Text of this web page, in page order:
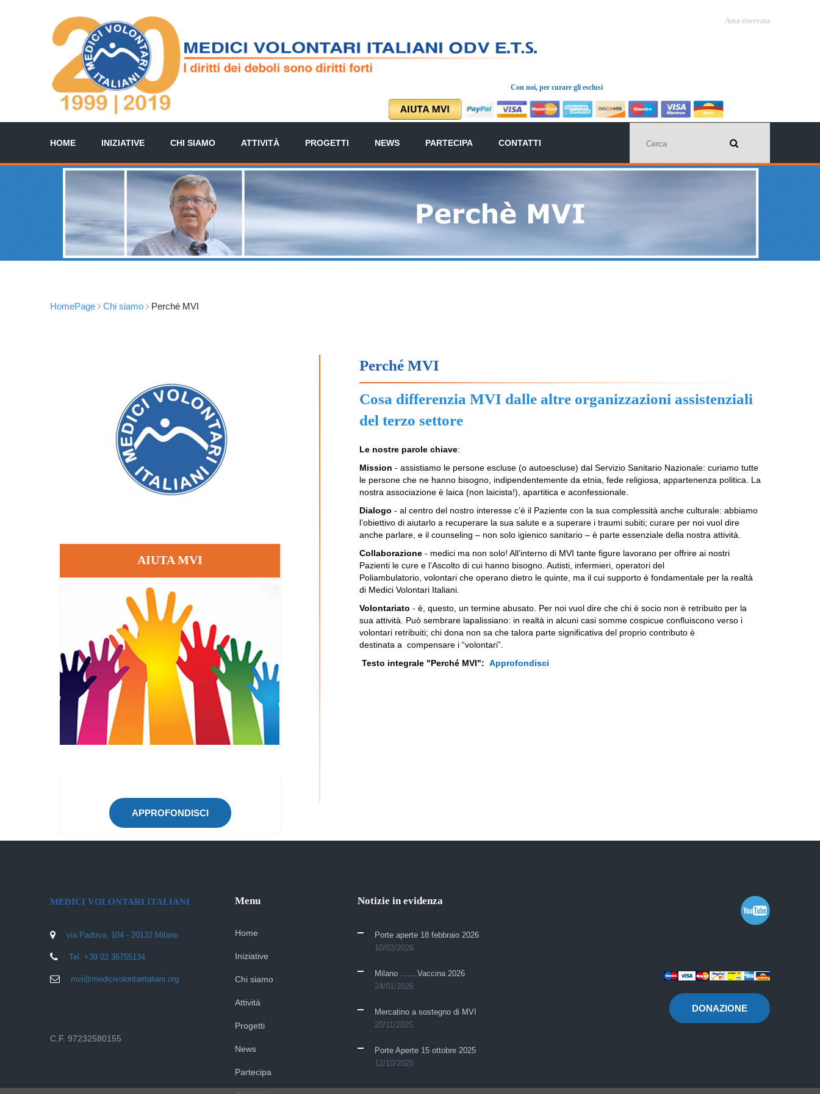
Area riservata
Con noi, per curare gli esclusi
HOME INIZIATIVE CHI SIAMO ATTIVITÀ PROGETTI NEWS PARTECIPA CONTATTI
HomePage Chi siamo Perché MVI
AIUTA MVI
APPROFONDISCI
Perché MVI
Cosa differenzia MVI dalle altre organizzazioni assistenziali
del terzo settore
Le nostre parole chiave:
Mission - assistiamo le persone escluse (o autoescluse) dal Servizio Sanitario Nazionale: curiamo tutte
le persone che ne hanno bisogno, indipendentemente da etnia, fede religiosa, appartenenza politica. La
nostra associazione è laica (non laicista!), apartitica e aconfessionale.
Dialogo - al centro del nostro interesse c’è il Paziente con la sua complessità anche culturale: abbiamo
l’obiettivo di aiutarlo a recuperare la sua salute e a superare i traumi subiti; curare per noi vuol dire
anche parlare, e il counseling – non solo igienico sanitario – è parte essenziale della nostra attività.
Collaborazione- medici ma non solo! All’interno di MVI tante figure lavorano per offrire ai nostri
Pazienti le cure e l’Ascolto di cui hanno bisogno. Autisti, infermieri, operatori del
Poliambulatorio, volontari che operano dietro le quinte, ma il cui supporto è fondamentale per la realtà
di Medici Volontari Italiani.
Volontariato - è, questo, un termine abusato. Per noi vuol dire che chi è socio non è retribuito per la
sua attività. Può sembrare lapalissiano: in realtà in alcuni casi somme cospicue confluiscono verso i
volontari retribuiti; chi dona non sa che talora parte significativa del proprio contributo è
destinata a compensare i “volontari”.
Testo integrale "Perché MVI": Approfondisci
MEDICI VOLONTARI ITALIANI
via Padova, 104 - 20132 Milano
Tel. +39 02 36755134
mvi@medicivolontaritaliani.org
C.F. 97232580155
Menu
Home
Iniziative
Chi siamo
Attività
Progetti
News
Partecipa
Notizie in evidenza
Porte aperte 18 febbraio 2026
10/02/2026
Milano .......Vaccina 2026
24/01/2026
Mercatino a sostegno di MVI
20/11/2025
Porte Aperte 15 ottobre 2025
12/10/2025
DONAZIONE